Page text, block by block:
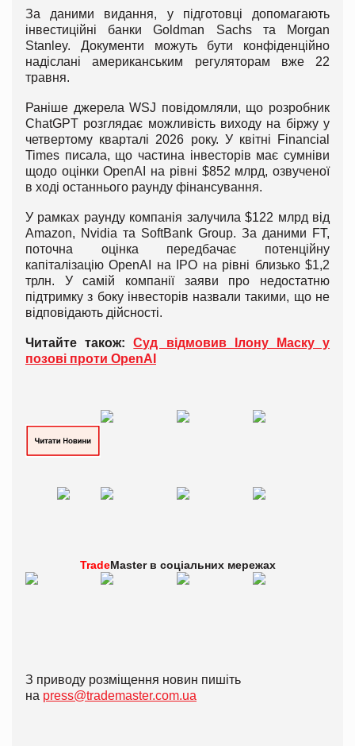
За даними видання, у підготовці допомагають
інвестиційні банки Goldman Sachs та Morgan
Stanley. Документи можуть бути конфіденційно
надіслані американським регуляторам вже 22
травня.
Раніше джерела WSJ повідомляли, що розробник
ChatGPT розглядає можливість виходу на біржу у
четвертому кварталі 2026 року. У квітні Financial
Times писала, що частина інвесторів має сумніви
щодо оцінки OpenAI на рівні $852 млрд, озвученої
в ході останнього раунду фінансування.
У рамках раунду компанія залучила $122 млрд від
Amazon, Nvidia та SoftBank Group. За даними FT,
поточна оцінка передбачає потенційну
капіталізацію OpenAI на IPO на рівні близько $1,2
трлн. У самій компанії заяви про недостатню
підтримку з боку інвесторів назвали такими, що не
відповідають дійсності.
Читайте також:Суд відмовив Ілону Маску у
позові проти OpenAI
TradeMaster в соціальних мережах
З приводу розміщення новин пишіть
на press@trademaster.com.ua